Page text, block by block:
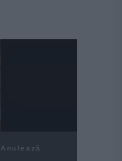
Anulează